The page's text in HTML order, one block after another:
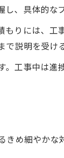
、具体的な
りには、
説明を受け
工事中は
め細やか